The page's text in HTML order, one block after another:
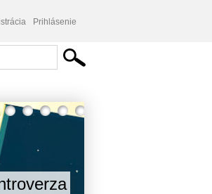
Prihlásenie